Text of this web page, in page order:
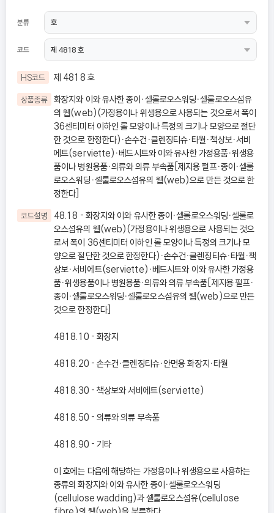
분류
코드
HS코드 제 4818 호
상품종류 화장지와 이와 유사한 종이ㆍ셀롤로오스워딩ㆍ셀룰로오스섬유
의 웹(web)(가정용이나 위생용으로 사용되는 것으로서 폭이
36센티미터 이하인 롤 모양이나 특정의 크기나 모양으로 절단
한 것으로 한정한다)ㆍ손수건ㆍ클렌징티슈ㆍ타월ㆍ책상보ㆍ서비
에트(serviette)ㆍ베드시트와 이와 유사한 가정용품ㆍ위생용
품이나 병원용품ㆍ의류와 의류 부속품[제지용 펄프ㆍ종이ㆍ셀룰
로오스워딩ㆍ셀룰로오스섬유의 웹(web)으로 만든 것으로 한
정한다]
코드설명
48.18 - 화장지와 이와 유사한 종이ㆍ셀롤로오스워딩ㆍ셀룰로
오스섬유의 웹(web)(가정용이나 위생용으로 사용되는 것으
로서 폭이 36센티미터 이하인 롤 모양이나 특정의 크기나 모
양으로 절단한 것으로 한정한다)ㆍ손수건ㆍ클렌징티슈ㆍ타월ㆍ책
상보ㆍ서비에트(serviette)ㆍ베드시트와 이와 유사한 가정용
품ㆍ위생용품이나 병원용품ㆍ의류와 의류 부속품[제지용 펄프ㆍ
종이ㆍ셀룰로오스워딩ㆍ셀룰로오스섬유의 웹(web)으로 만든
것으로 한정한다]
4818.10 - 화장지
4818.20 - 손수건ㆍ클렌징티슈ㆍ안면용 화장지ㆍ타월
4818.30 - 책상보와 서비에트(serviette)
4818.50 - 의류와 의류 부속품
4818.90 - 기타
이 호에는 다음에 해당하는 가정용이나 위생용으로 사용하는
종류의 화장지와 이와 유사한 종이ㆍ셀룰로오스워딩
(cellulose wadding)과 셀룰로오스섬유(cellulose